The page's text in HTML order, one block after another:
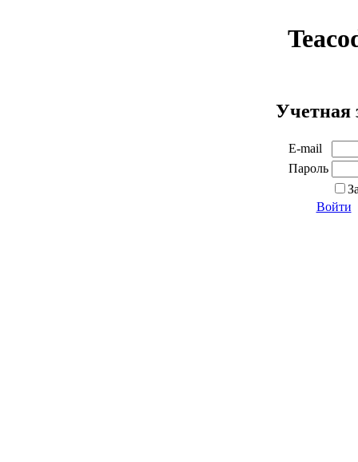
Учетная
E-mail
Пароль
Войти